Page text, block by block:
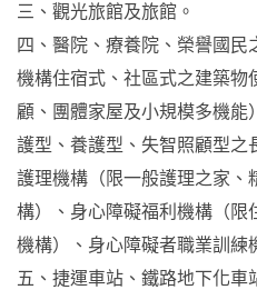
三、觀光旅館及旅館。
四、醫院、療養院、榮譽國
機構住宿式、社區式之建築物
顧、團體家屋及小規模多機能
護型、養護型、失智照顧型之
護理機構（限一般護理之家、
構）、身心障礙福利機構（限
機構）、身心障礙者職業訓練
五、捷運車站、鐵路地下化